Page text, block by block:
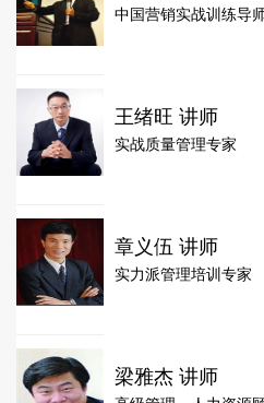
中国营销实战训练导
王绪旺 讲师
实战质量管理专家
章义伍 讲师
实力派管理培训专家
梁雅杰 讲师